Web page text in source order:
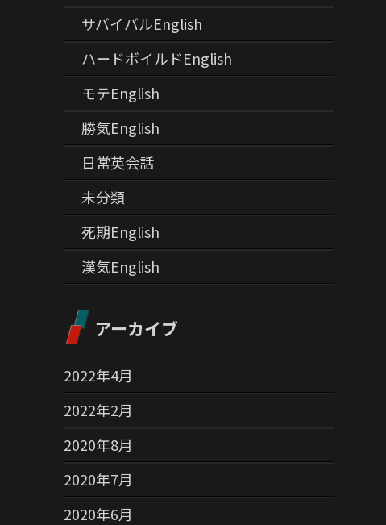
サバイバルEnglish
ハードボイルドEnglish
モテEnglish
勝気English
日常英会話
未分類
死期English
漢気English
アーカイブ
2022年4月
2022年2月
2020年8月
2020年7月
2020年6月